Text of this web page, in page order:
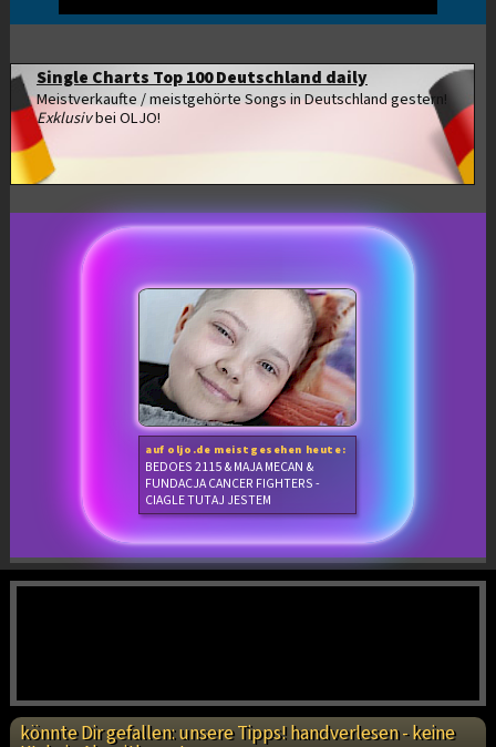
Single Charts Top 100 Deutschland daily
Meistverkaufte / meistgehörte Songs in Deutschland gestern!
Exklusivbei OLJO!
auf oljo.de meistgesehen heute:
BEDOES 2115 & MAJA MECAN &
FUNDACJA CANCER FIGHTERS -
CIAGLE TUTAJ JESTEM
könnte Dir gefallen: unsere Tipps! handverlesen - keine